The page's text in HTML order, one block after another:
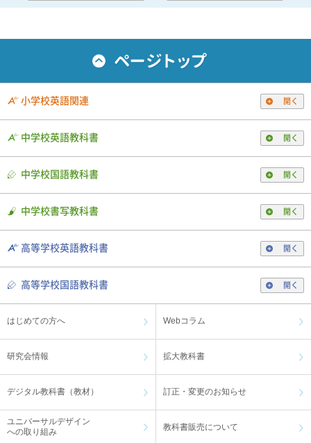
小学校英語関連 開く
中学校英語教科書 開く
中学校国語教科書 開く
中学校書写教科書 開く
高等学校英語教科書 開く
高等学校国語教科書 開く
はじめての方へ Webコラム
研究会情報 拡大教科書
デジタル教科書（教材） 訂正・変更のお知らせ
ユニバーサルデザイン
への取り組み
教科書販売について